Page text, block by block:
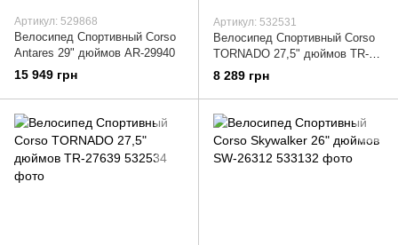
Артикул: 529868
Велосипед Спортивный Corso
Antares 29" дюймов AR-29940
15 949 грн
Артикул: 532531
Велосипед Спортивный Corso
TORNADO 27,5" дюймов TR-
27029
8 289 грн